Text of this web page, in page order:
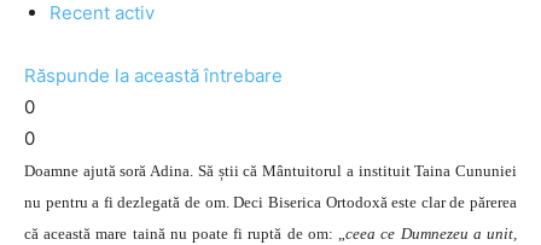
Recent activ
Răspunde la această întrebare
0
0
Doamne ajută soră Adina. Să știi că Mântuitorul a instituit Taina Cununiei
nu pentru a fi dezlegată de om. Deci Biserica Ortodoxă este clar de părerea
că această mare taină nu poate fi ruptă de om: „ceea ce Dumnezeu a unit,